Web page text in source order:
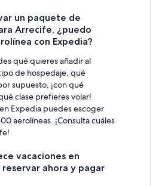
un paquete de
Arrecife, ¿puedo
con Expedia?
qué quieres añadir al
de hospedaje, qué
supuesto, ¡con qué
clase prefieres volar!
Expedia puedes escoger
aerolíneas. ¡Consulta cuáles
vacaciones en
ahora y pagar